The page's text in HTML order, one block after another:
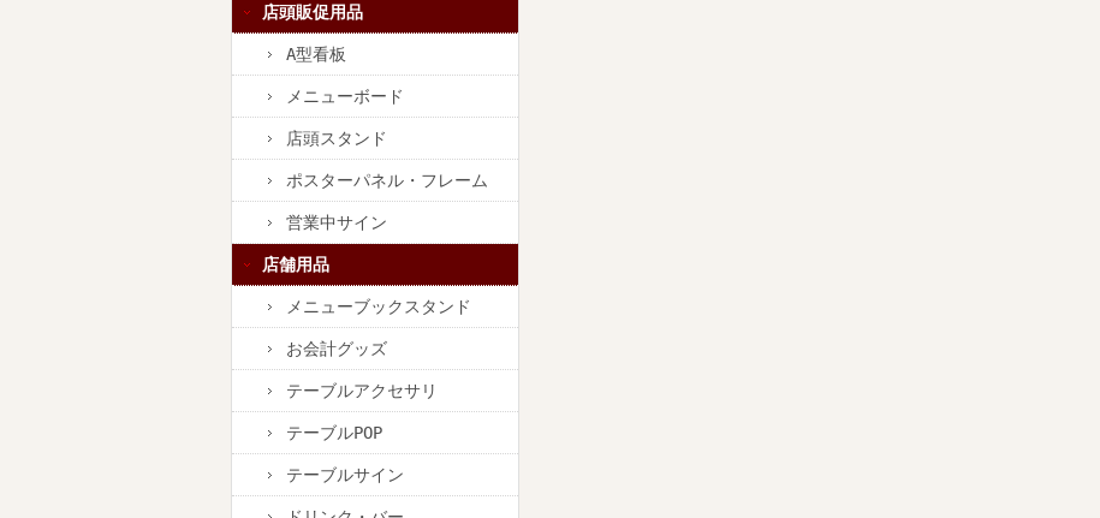
店頭販促用品
A型看板
メニューボード
店頭スタンド
ポスターパネル・フレーム
営業中サイン
店舗用品
メニューブックスタンド
お会計グッズ
テーブルアクセサリ
テーブルPOP
テーブルサイン